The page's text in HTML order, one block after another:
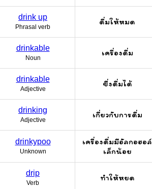
drink up
Phrasal verb
ดื่มให้หมด
drinkable
Noun
เครื่องดื่ม
drinkable
Adjective
ซึ่งดื่มได้
drinking
Adjective
เกี่ยวกับการดื่ม
drinkypoo
Unknown
เครื่องดื่มมีอัลกอฮอล์
เล็กน้อย
drip
Verb
ทำให้หยด